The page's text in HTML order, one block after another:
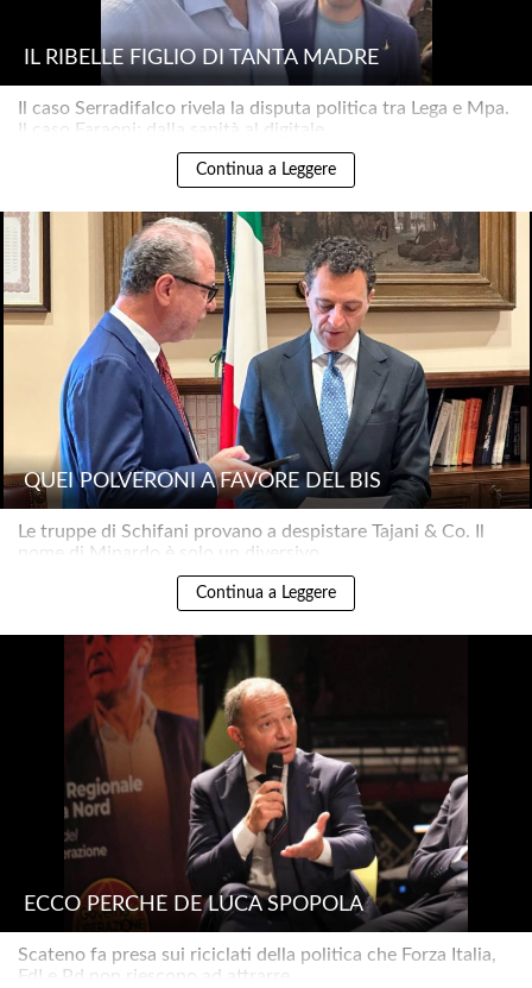
IL RIBELLE FIGLIO DI TANTA MADRE
Il caso Serradifalco rivela la disputa politica tra Lega e Mpa.
Il caso Faraoni: dalla sanità al digitale..
Continua a Leggere
QUEI POLVERONI A FAVORE DEL BIS
Le truppe di Schifani provano a despistare Tajani & Co. Il
nome di Minardo è solo un diversivo..
Continua a Leggere
ECCO PERCHÉ DE LUCA SPOPOLA
Scateno fa presa sui riciclati della politica che Forza Italia,
FdI e Pd non riescono ad attrarre..